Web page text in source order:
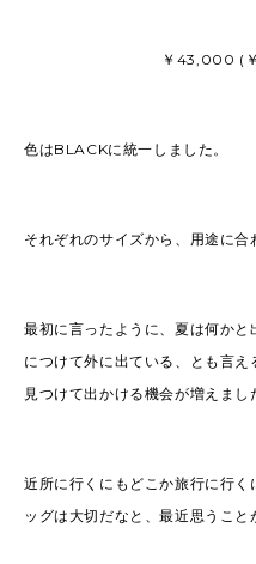
￥43,000 (
色はBLACKに統一しました。
それぞれのサイズから、用途に合
最初に言ったように、夏は何か
につけて外に出ている、とも言
見つけて出かける機会が増えまし
近所に行くにもどこか旅行に行
ッグは大切だなと、最近思うこと